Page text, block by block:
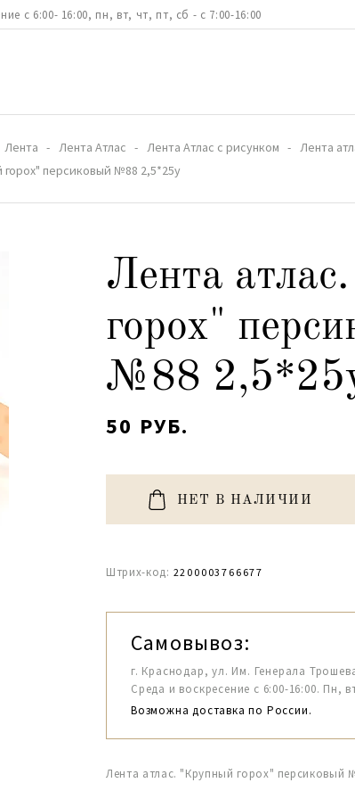
с 6:00- 16:00, пн, вт, чт, пт, сб - с 7:00-16:00
Лента Лента Атлас Лента Атлас с рисунком
Лента
горох" персиковый №88 2,5*25y
Лента
горох"
№88
50 РУБ.
НЕТ В НАЛИЧИИ
Штрих-код: 2200003766677
Самовывоз:
г. Краснодар, ул. Им. Генерала
Среда и воскресение с 6:00-16:00. Пн,
Возможна доставка по России.
Лента атлас. "Крупный горох" персиковый